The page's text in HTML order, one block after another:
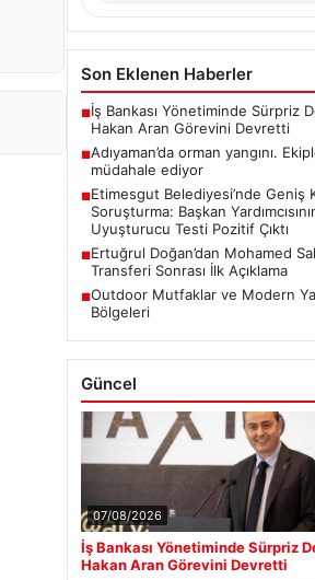
Son Eklenen Haberler
■İş Bankası Yönetiminde Sürpriz
Hakan Aran Görevini Devretti
■Adıyaman’da orman yangını.
müdahale ediyor
■Etimesgut Belediyesi’nde Geniş
Soruşturma: Başkan
Uyuşturucu Testi Pozitif Çıktı
■Ertuğrul Doğan’dan Mohamed
Transferi Sonrası İlk Açıklama
■Outdoor Mutfaklar ve Modern
Bölgeleri
Güncel
07/08/2026
İş Bankası Yönetiminde Sürpriz
Hakan Aran Görevini Devretti